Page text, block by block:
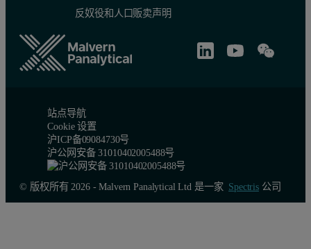
反奴役和人口贩卖声明
站点导航
Cookie 设置
沪ICP备09084730号
沪公网安备 31010402005488号
© 版权所有 2026 - Malvern Panalytical Ltd 是一家 Spectris公司